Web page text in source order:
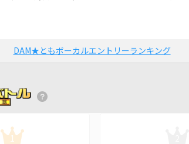
DAM★ともボーカルエントリーランキング
1